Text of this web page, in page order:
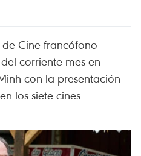
de Cine francófono
corriente mes en
con la presentación
los siete cines